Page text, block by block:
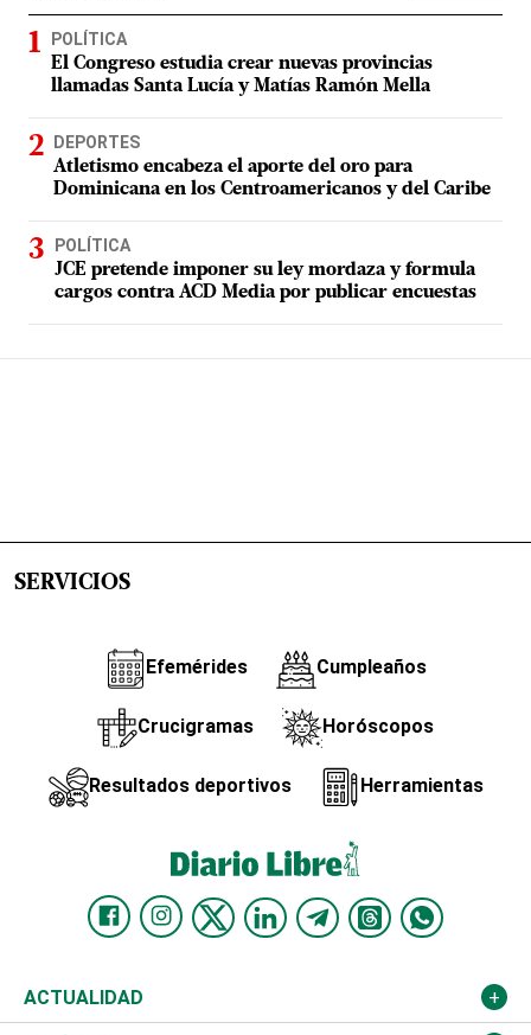
POLÍTICA
El Congreso estudia crear nuevas provincias
llamadas Santa Lucía y Matías Ramón Mella
DEPORTES
Atletismo encabeza el aporte del oro para
Dominicana en los Centroamericanos y del Caribe
POLÍTICA
JCE pretende imponer su ley mordaza y formula
cargos contra ACD Media por publicar encuestas
SERVICIOS
Efemérides Cumpleaños
Crucigramas Horóscopos
Resultados deportivos Herramientas
ACTUALIDAD